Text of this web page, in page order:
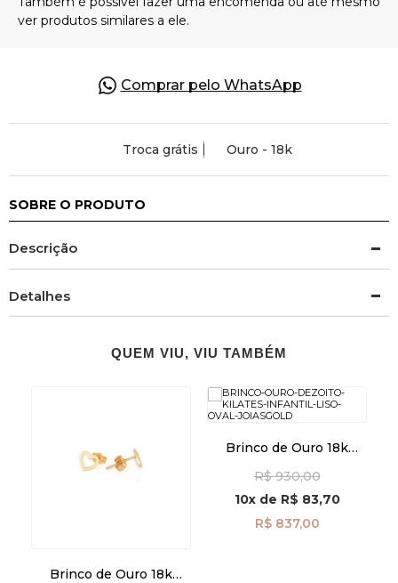
Comprar pelo WhatsApp
Troca grátis Ouro - 18k
SOBRE O PRODUTO
Descrição
Detalhes
QUEM VIU, VIU TAMBÉM
Brinco de Ouro 18k
Brinco de Ouro 18k
br29500
R$ 930,00
10xde R$ 83,70
R$ 837,00
Pedras Preciosas
Presente